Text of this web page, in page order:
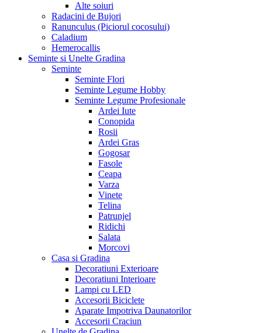
Alte soiuri
Radacini de Bujori
Ranunculus (Piciorul cocosului)
Caladium
Hemerocallis
Seminte si Unelte Gradina
Seminte
Seminte Flori
Seminte Legume Hobby
Seminte Legume Profesionale
Ardei Iute
Conopida
Rosii
Ardei Gras
Gogosar
Fasole
Ceapa
Varza
Vinete
Telina
Patrunjel
Ridichi
Salata
Morcovi
Casa si Gradina
Decoratiuni Exterioare
Decoratiuni Interioare
Lampi cu LED
Accesorii Biciclete
Aparate Impotriva Daunatorilor
Accesorii Craciun